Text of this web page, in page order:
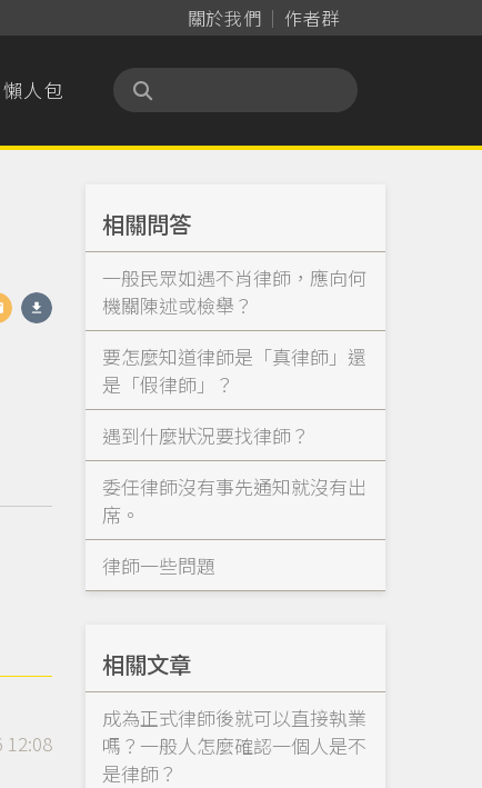
關於我們 作者群
懶人包
12:08
相關問答
一般民眾如遇不肖律師，應向何
機關陳述或檢舉？
要怎麼知道律師是「真律師」還
是「假律師」？
遇到什麼狀況要找律師？
委任律師沒有事先通知就沒有出
席。
律師一些問題
相關文章
成為正式律師後就可以直接執業
嗎？一般人怎麼確認一個人是不
是律師？